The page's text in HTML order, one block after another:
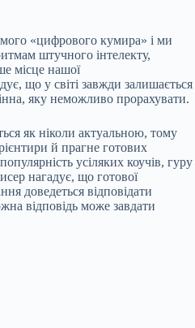
«цифрового кумира» і ми
штучного інтелекту,
місце нашої
що у світі завжди залишається
яку неможливо прорахувати.
як ніколи актуальною, тому
й прагне готових
усіляких коучів, гуру
нагадує, що готової
доведеться відповідати
відповідь може завдати